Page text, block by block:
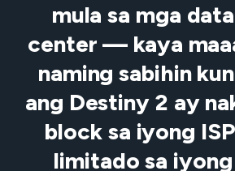
mula sa mga data
center — kaya
naming sabihin
ang Destiny 2 ay
block sa iyong
limitado sa iyong